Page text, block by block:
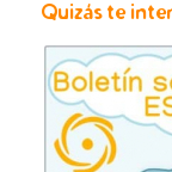
Quizás te